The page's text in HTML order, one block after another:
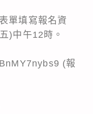
填寫報名資
)中午12時。
(報